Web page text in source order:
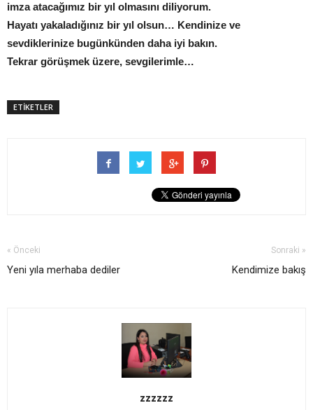
imza atacağımız bir yıl olmasını diliyorum.
Hayatı yakaladığınız bir yıl olsun… Kendinize ve
sevdiklerinize bugünkünden daha iyi bakın.
Tekrar görüşmek üzere, sevgilerimle…
ETİKETLER
« Önceki
Yeni yıla merhaba dediler
Sonraki »
Kendimize bakış
zzzzzz